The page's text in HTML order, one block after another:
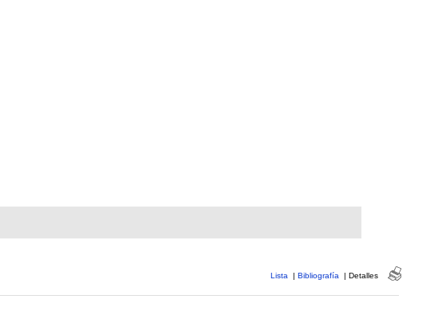
Lista | Bibliografía | Detalles